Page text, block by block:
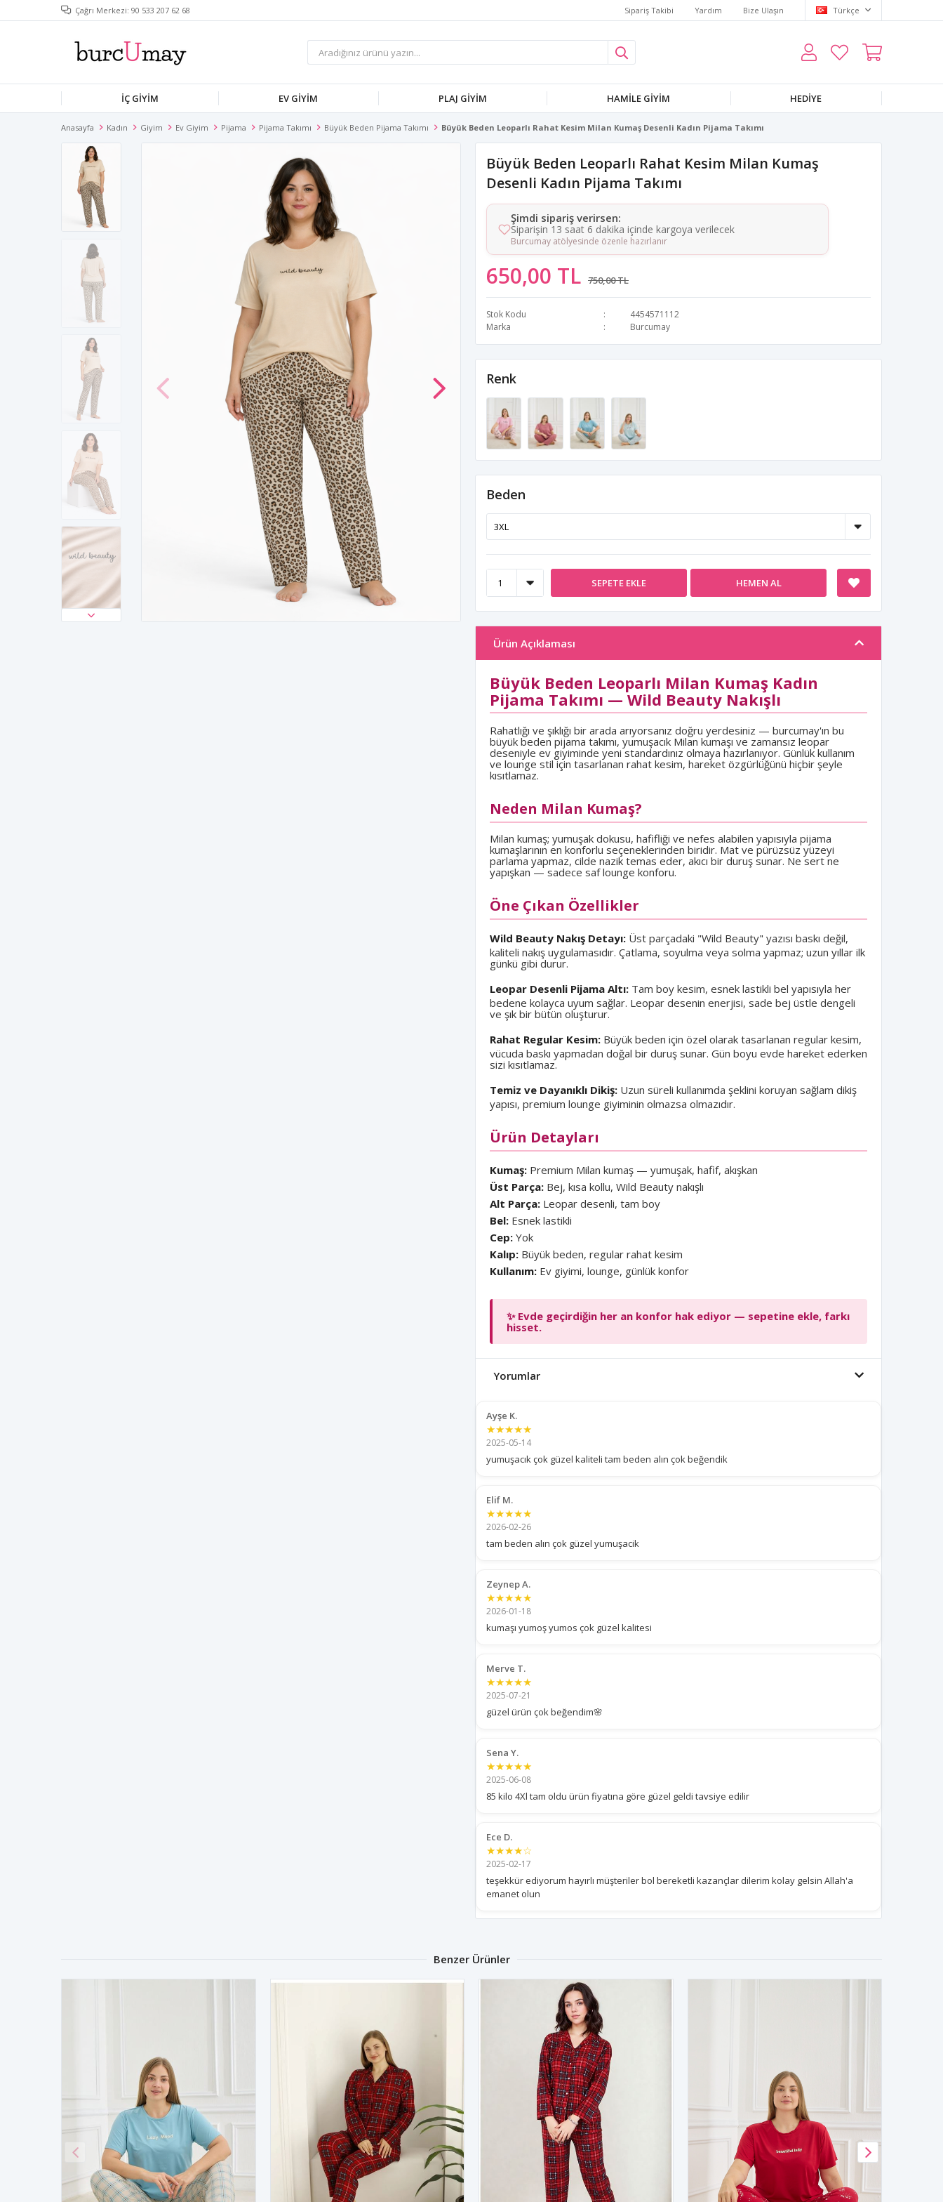
Çağrı Merkezi: 90 533 207 62 68 Sipariş Takibi Yardım Bize Ulaşın Türkçe
İÇ GIYIM EV GIYIM PLAJ GIYIM HAMILE GIYIM HEDIYE
Anasayfa Kadın Giyim Ev Giyim Pijama Pijama Takımı Büyük Beden Pijama Takımı Büyük Beden Leoparlı Rahat Kesim Milan Kumaş Desenli Kadın Pijama Takımı
Büyük Beden Leoparlı Rahat Kesim Milan Kumaş
Desenli Kadın Pijama Takımı
Şimdi sipariş verirsen:
Siparişin 13 saat 6 dakika içinde kargoya verilecek
Burcumay atölyesinde özenle hazırlanır
650,00 TL 750,00 TL
Stok Kodu
4454571112
Marka
Burcumay
Renk
Beden
SEPETE EKLE HEMEN AL
Ürün Açıklaması
Büyük Beden Leoparlı Milan Kumaş Kadın
Pijama Takımı — Wild Beauty Nakışlı
Rahatlığı ve şıklığı bir arada arıyorsanız doğru yerdesiniz — burcumay'ın bu
büyük beden pijama takımı, yumuşacık Milan kumaşı ve zamansız leopar
deseniyle ev giyiminde yeni standardınız olmaya hazırlanıyor. Günlük kullanım
ve lounge stil için tasarlanan rahat kesim, hareket özgürlüğünü hiçbir şeyle
kısıtlamaz.
Neden Milan Kumaş?
Milan kumaş; yumuşak dokusu, hafifliği ve nefes alabilen yapısıyla pijama
kumaşlarının en konforlu seçeneklerinden biridir. Mat ve pürüzsüz yüzeyi
parlama yapmaz, cilde nazik temas eder, akıcı bir duruş sunar. Ne sert ne
yapışkan — sadece saf lounge konforu.
Öne Çıkan Özellikler
Wild Beauty Nakış Detayı: Üst parçadaki "Wild Beauty" yazısı baskı değil,
kaliteli nakış uygulamasıdır. Çatlama, soyulma veya solma yapmaz; uzun yıllar ilk
günkü gibi durur.
Leopar Desenli Pijama Altı: Tam boy kesim, esnek lastikli bel yapısıyla her
bedene kolayca uyum sağlar. Leopar desenin enerjisi, sade bej üstle dengeli
ve şık bir bütün oluşturur.
Rahat Regular Kesim: Büyük beden için özel olarak tasarlanan regular kesim,
vücuda baskı yapmadan doğal bir duruş sunar. Gün boyu evde hareket ederken
sizi kısıtlamaz.
Temiz ve Dayanıklı Dikiş: Uzun süreli kullanımda şeklini koruyan sağlam dikiş
yapısı, premium lounge giyiminin olmazsa olmazıdır.
Ürün Detayları
Kumaş: Premium Milan kumaş — yumuşak, hafif, akışkan
Üst Parça: Bej, kısa kollu, Wild Beauty nakışlı
Alt Parça: Leopar desenli, tam boy
Bel: Esnek lastikli
Cep: Yok
Kalıp: Büyük beden, regular rahat kesim
Kullanım: Ev giyimi, lounge, günlük konfor
✨ Evde geçirdiğin her an konfor hak ediyor — sepetine ekle, farkı
hisset.
Yorumlar
Ayşe K.
★★★★★
2025-05-14
yumuşacık çok güzel kaliteli tam beden alın çok beğendik
Elif M.
★★★★★
2026-02-26
tam beden alın çok güzel yumuşacik
Zeynep A.
★★★★★
2026-01-18
kumaşı yumoş yumos çok güzel kalitesi
Merve T.
★★★★★
2025-07-21
güzel ürün çok beğendim🌸
Sena Y.
★★★★★
2025-06-08
85 kilo 4Xl tam oldu ürün fiyatına göre güzel geldi tavsiye edilir
Ece D.
★★★★☆
2025-02-17
teşekkür ediyorum hayırlı müşteriler bol bereketli kazançlar dilerim kolay gelsin Allah'a
emanet olun
Benzer Ürünler